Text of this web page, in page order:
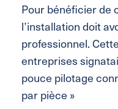
Pour bénéficier de
l’installation doit
professionnel.
entreprises
pouce pilotage
par pièce »